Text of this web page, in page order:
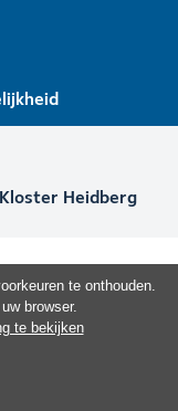
Kloster Heidberg
te onthouden.
browser.
te bekijken